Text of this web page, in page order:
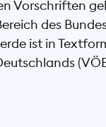
Vorschriften
des
ist in